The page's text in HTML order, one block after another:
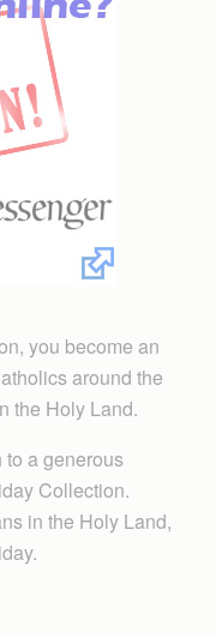
you become an
around the
the Holy Land.
a generous
Collection.
in the Holy Land,